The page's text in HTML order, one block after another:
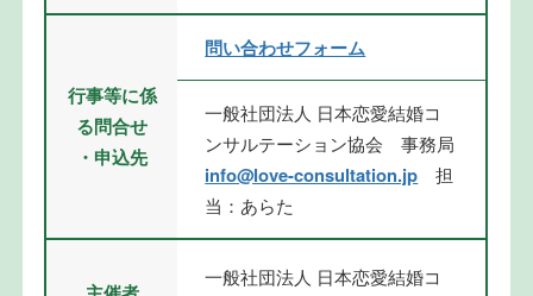
行事等に係
る問合せ
・申込先
問い合わせフォーム
一般社団法人 日本恋愛結婚コ
ンサルテーション協会 事務局
info@love-consultation.jp 担
当：あらた
一般社団法人 日本恋愛結婚コ